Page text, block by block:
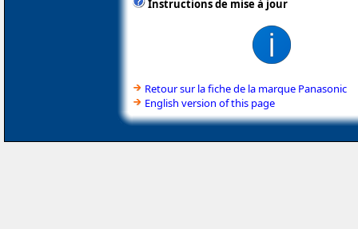
Instructions de mise à jour
Retour sur la fiche de la marque Panasonic
English version of this page